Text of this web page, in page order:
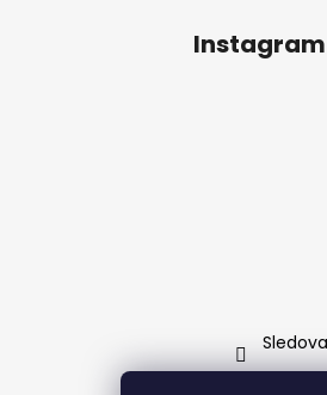
Instagram